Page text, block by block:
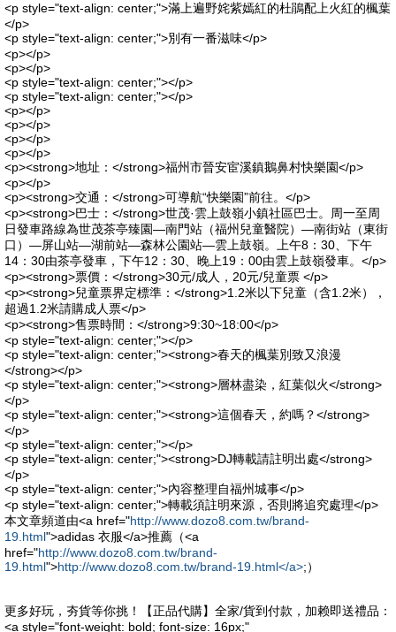
<p style="text-align: center;">滿上遍野姹紫嫣紅的杜鵑配上火紅的楓葉
</p>
<p style="text-align: center;">別有一番滋味</p>
<p></p>
<p></p>
<p style="text-align: center;"></p>
<p style="text-align: center;"></p>
<p></p>
<p></p>
<p></p>
<p></p>
<p><strong>地址：</strong>福州市晉安宦溪鎮鵝鼻村快樂園</p>
<p></p>
<p><strong>交通：</strong>可導航“快樂園”前往。</p>
<p><strong>巴士：</strong>世茂·雲上鼓嶺小鎮社區巴士。周一至周
日發車路線為世茂茶亭臻園—南門站（福州兒童醫院）—南街站（東街
口）—屏山站—湖前站—森林公園站—雲上鼓嶺。上午8：30、下午
14：30由茶亭發車，下午12：30、晚上19：00由雲上鼓嶺發車。</p>
<p><strong>票價：</strong>30元/成人，20元/兒童票 </p>
<p><strong>兒童票界定標準：</strong>1.2米以下兒童（含1.2米），
超過1.2米請購成人票</p>
<p><strong>售票時間：</strong>9:30~18:00</p>
<p style="text-align: center;"></p>
<p style="text-align: center;"><strong>春天的楓葉別致又浪漫
</strong></p>
<p style="text-align: center;"><strong>層林盡染，紅葉似火</strong>
</p>
<p style="text-align: center;"><strong>這個春天，約嗎？</strong>
</p>
<p style="text-align: center;"></p>
<p style="text-align: center;"><strong>DJ轉載請註明出處</strong>
</p>
<p style="text-align: center;">內容整理自福州城事</p>
<p style="text-align: center;">轉載須註明來源，否則將追究處理</p>
本文章頻道由<a href="http://www.dozo8.com.tw/brand-
19.html">adidas 衣服</a>推薦（<a
href="http://www.dozo8.com.tw/brand-
19.html">http://www.dozo8.com.tw/brand-19.html</a>;）
更多好玩，夯貨等你挑！【正品代購】全家/貨到付款，加赖即送禮品：
<a style="font-weight: bold; font-size: 16px;"